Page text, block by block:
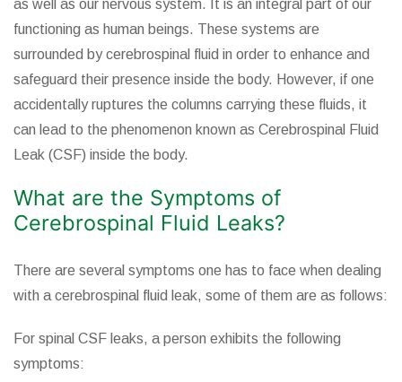
as well as our nervous system. It is an integral part of our
functioning as human beings. These systems are
surrounded by cerebrospinal fluid in order to enhance and
safeguard their presence inside the body. However, if one
accidentally ruptures the columns carrying these fluids, it
can lead to the phenomenon known as Cerebrospinal Fluid
Leak (CSF) inside the body.
What are the Symptoms of
Cerebrospinal Fluid Leaks?
There are several symptoms one has to face when dealing
with a cerebrospinal fluid leak, some of them are as follows:
For spinal CSF leaks, a person exhibits the following
symptoms: